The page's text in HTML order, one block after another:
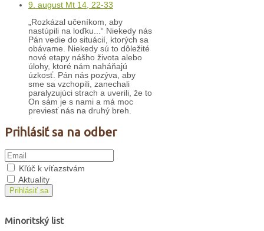
9. august Mt 14, 22-33
„Rozkázal učeníkom, aby
nastúpili na loďku...“ Niekedy nás
Pán vedie do situácií, ktorých sa
obávame. Niekedy sú to dôležité
nové etapy nášho života alebo
úlohy, ktoré nám naháňajú
úzkosť. Pán nás pozýva, aby
sme sa vzchopili, zanechali
paralyzujúci strach a uverili, že to
On sám je s nami a má moc
previesť nás na druhý breh.
Prihlásiť sa na odber
Kľúč k víťazstvám
Aktuality
Prihlásiť sa
Minoritský list